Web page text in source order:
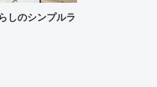
しのシンプルラ